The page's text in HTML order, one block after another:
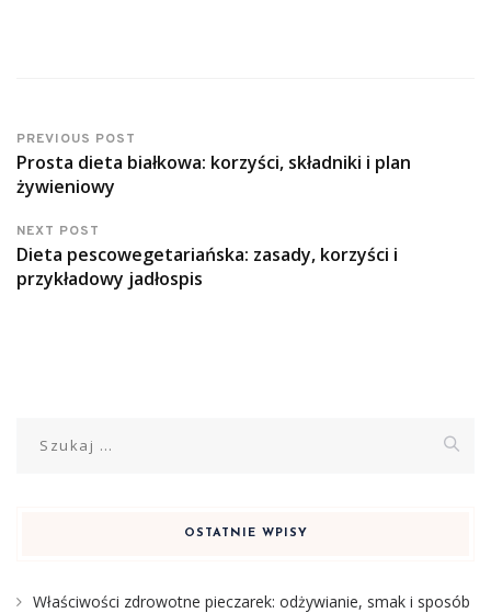
PREVIOUS POST
Prosta dieta białkowa: korzyści, składniki i plan
żywieniowy
NEXT POST
Dieta pescowegetariańska: zasady, korzyści i
przykładowy jadłospis
OSTATNIE WPISY
Właściwości zdrowotne pieczarek: odżywianie, smak i sposób